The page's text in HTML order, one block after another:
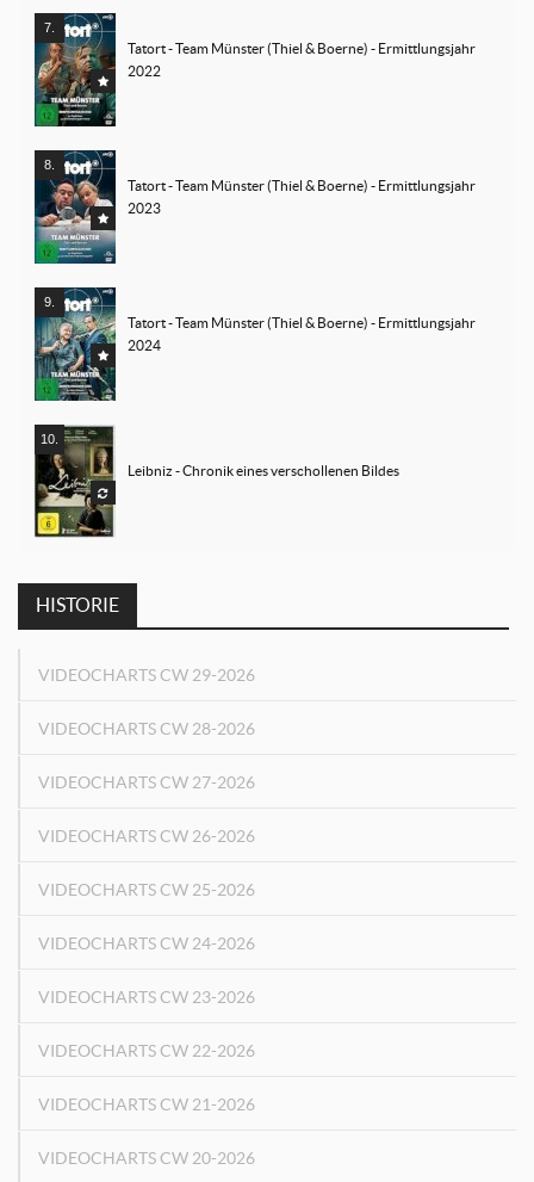
Tatort - Team Münster (Thiel & Boerne) - Ermittlungsjahr
2022
Tatort - Team Münster (Thiel & Boerne) - Ermittlungsjahr
2023
Tatort - Team Münster (Thiel & Boerne) - Ermittlungsjahr
2024
Leibniz - Chronik eines verschollenen Bildes
HISTORIE
VIDEOCHARTS CW 29-2026
VIDEOCHARTS CW 28-2026
VIDEOCHARTS CW 27-2026
VIDEOCHARTS CW 26-2026
VIDEOCHARTS CW 25-2026
VIDEOCHARTS CW 24-2026
VIDEOCHARTS CW 23-2026
VIDEOCHARTS CW 22-2026
VIDEOCHARTS CW 21-2026
VIDEOCHARTS CW 20-2026